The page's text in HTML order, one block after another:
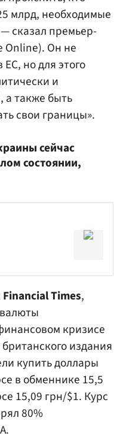
млрд, необходимые
сказал премьер-
Online). Он не
но для этого
и
а также быть
свои границы».
сейчас
состоянии,
Times,
кризисе
издания
купить доллары
в обменнике 15,5
15,09 грн/$1. Курс
80%